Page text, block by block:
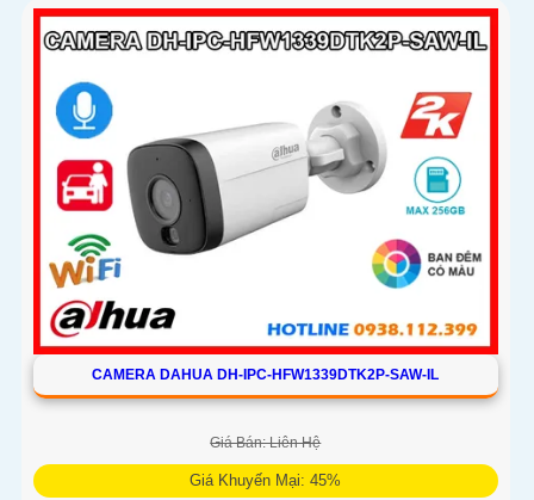
hình ảnh siêu nét
CAMERA DAHUA DH-IPC-HFW1339DTK2P-SAW-IL
Giá Bán: Liên Hệ
Giá Khuyến Mại: 45%